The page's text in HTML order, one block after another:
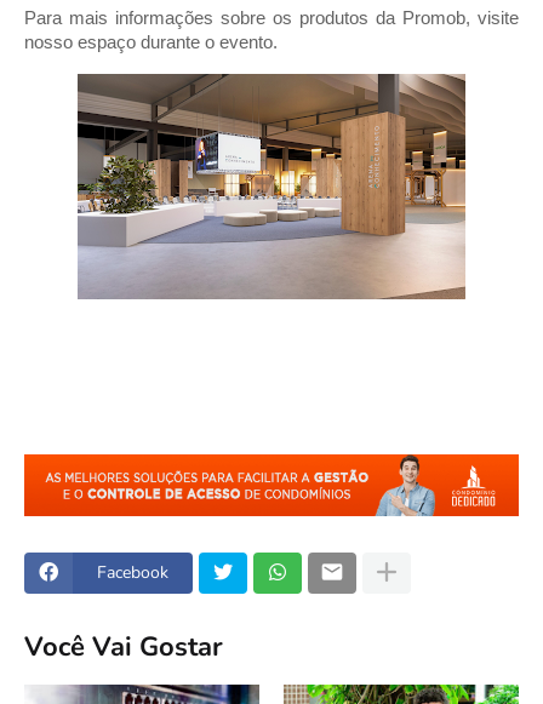
Para mais informações sobre os produtos da Promob, visite
nosso espaço durante o evento.
Facebook
Você Vai Gostar